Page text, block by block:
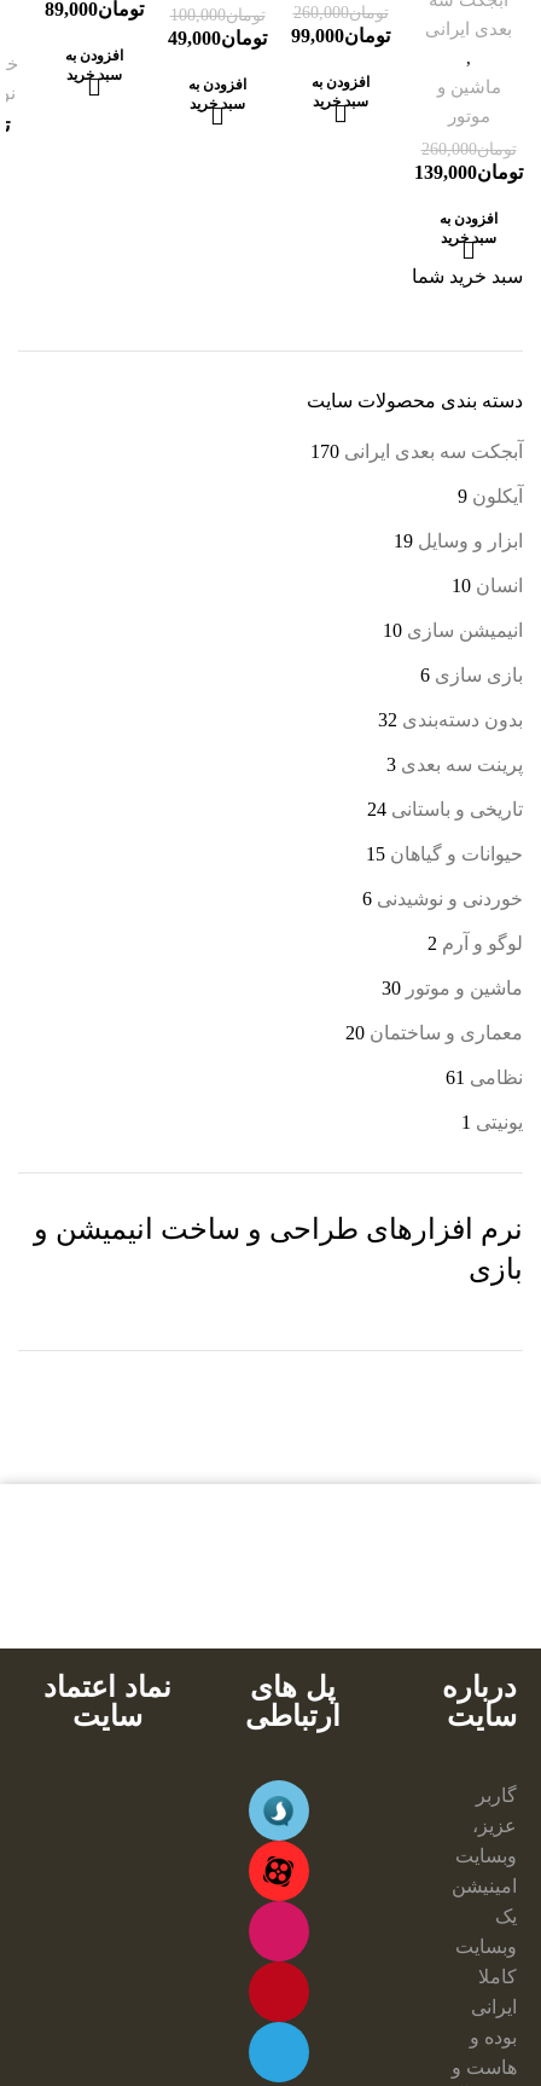
بعدی ایرانی
,
ماشین و
موتور
تومان260,000
تومان139,000
افزودن به
سبد خرید
تومان260,000
تومان99,000
افزودن به
سبد خرید
تومان100,000
تومان49,000
افزودن به
سبد خرید
تومان89,000
افزودن به
سبد خرید
سبد خرید شما
دسته‌ بندی محصولات سایت
آبجکت سه بعدی ایرانی 170
آیکلون 9
ابزار و وسایل 19
انسان 10
انیمیشن سازی 10
بازی سازی 6
بدون دسته‌بندی 32
پرینت سه بعدی 3
تاریخی و باستانی 24
حیوانات و گیاهان 15
خوردنی و نوشیدنی 6
لوگو و آرم 2
ماشین و موتور 30
معماری و ساختمان 20
نظامی 61
یونیتی 1
نرم افزارهای طراحی و ساخت انیمیشن و
بازی
درباره
سایت
پل های
ارتباطی
نماد اعتماد
سایت
گاربر
عزیز،
وبسایت
امینیشن
یک
وبسایت
کاملا
ایرانی
بوده و
هاست و